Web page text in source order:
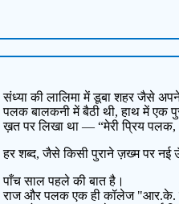
संध्या की लालिमा में डूबा शहर जैसे
पलक बालकनी में बैठी थी, हाथ में एक
ख़त पर लिखा था — “मेरी प्रिय पलक,
हर शब्द, जैसे किसी पुराने ज़ख्म पर नई
पाँच साल पहले की बात है।
राज और पलक एक ही कॉलेज "आर.के.